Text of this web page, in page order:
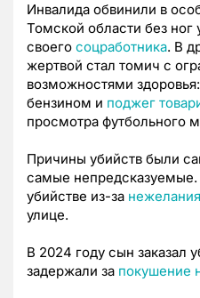
Инвалида обвинили в
Томской области без ног
своего соцработника. В
жертвой стал томич с
возможностями
бензином и поджег
просмотра футбольного
Причины убийств были
самые непредсказуемые.
убийстве из-за
улице.
В 2024 году сын заказал
задержали за покушение